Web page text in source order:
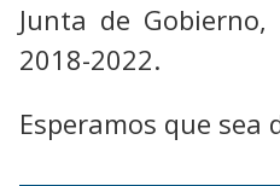
Junta de
2018-2022.
Esperamos que sea